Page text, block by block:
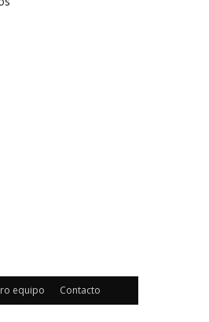
equipo Contacto